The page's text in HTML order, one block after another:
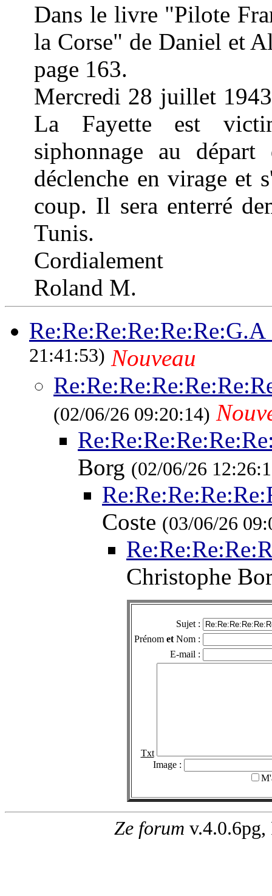
Dans le livre "Pilote
la Corse" de Daniel et
page 163.
Mercredi 28 juillet
La Fayette est
siphonnage au
déclenche en virage et
coup. Il sera enterré
Tunis.
Cordialement
Roland M.
21:41:53) Nouveau
(02/06/26 09:20:14)
Borg (02/06/26
Coste (03/06/26
Christophe
Sujet :
Prénom et Nom :
E-mail :
Txt
Image :
Ze forum